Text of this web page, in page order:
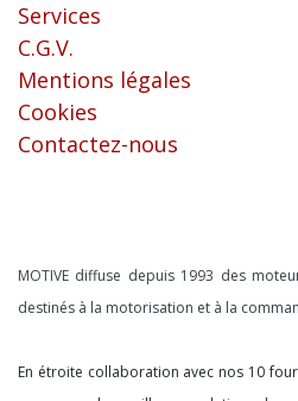
Services
C.G.V.
Mentions légales
Cookies
Contactez-nous
MOTIVE diffuse depuis 1993 des
destinés à la motorisation et à la
En étroite collaboration avec nos 10